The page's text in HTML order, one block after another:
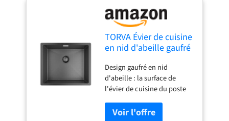
TORVA Évier de cuisine
en nid d'abeille gaufré
noir, évier à cuve
unique en acier
inoxydable, évier
encastrable
rectangulaire avec
Design gaufré en nid
d'abeille : la surface de
l'évier de cuisine du poste
de travail est améliorée en
relief en nid d'abeille pour